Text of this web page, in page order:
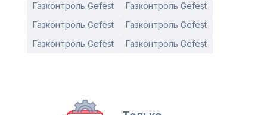
Газконтроль Gefest
Газконтроль Gefest
Газконтроль Gefest
Газконтроль Gefest
Газконтроль Gefest
Газконтроль Gefest